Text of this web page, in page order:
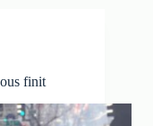
finit